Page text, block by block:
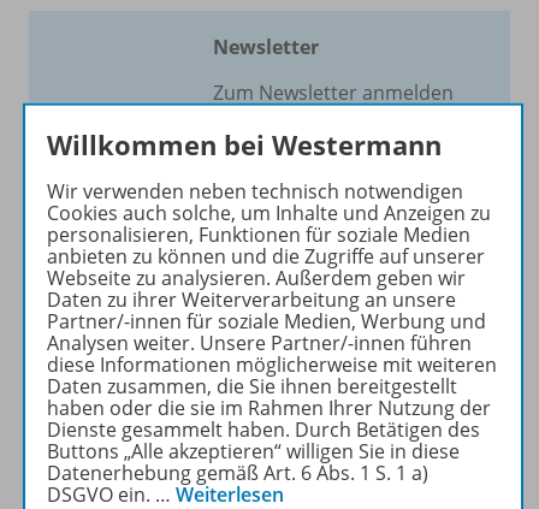
Newsletter
Zum Newsletter anmelden
verpassen!
Bleiben Sie auf dem
Laufenden und erhalten Sie
Informationen und Tipps zu
unserem Förder- und
Fordermaterial direkt in Ihr
Postfach.
JETZT ANMELDEN
Willkommen bei Westermann
Wir verwenden neben technisch notwendigen
Cookies auch solche, um Inhalte und Anzeigen zu
personalisieren, Funktionen für soziale Medien
anbieten zu können und die Zugriffe auf unserer
Webseite zu analysieren. Außerdem geben wir
Daten zu ihrer Weiterverarbeitung an unsere
Partner/-innen für soziale Medien, Werbung und
Analysen weiter. Unsere Partner/-innen führen
diese Informationen möglicherweise mit weiteren
Daten zusammen, die Sie ihnen bereitgestellt
haben oder die sie im Rahmen Ihrer Nutzung der
Dienste gesammelt haben. Durch Betätigen des
Buttons „Alle akzeptieren“ willigen Sie in diese
Datenerhebung gemäß Art. 6 Abs. 1 S. 1 a)
DSGVO ein. … Weiterlesen